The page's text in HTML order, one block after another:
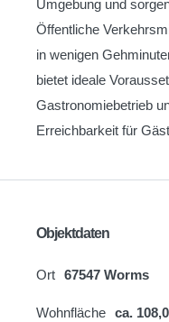
Umgebung und
Öffentliche
in wenigen
bietet ideale
Gastronomiebetrieb
Erreichbarkeit für
Objektdaten
Ort 67547 Worms
Wohnfläche ca.